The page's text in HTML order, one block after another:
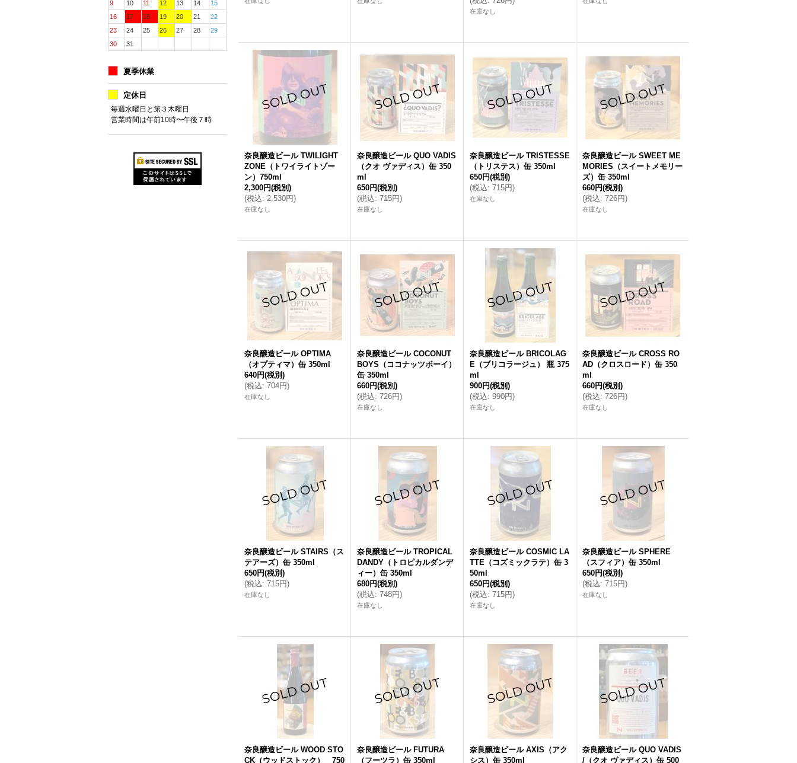
9
10 11 12 13 14
15
16
17 18 19 20 21
22
23
24 25 26 27 28
29
30
31
夏季休業
定休日
毎週水曜日と第３木曜日
営業時間は午前10時〜午後７時
在庫なし
奈良醸造ビール TWILIGHT
ZONE（トワイライトゾー
ン）750ml
2,300円(税別)
(税込: 2,530円)
在庫なし
奈良醸造ビール QUO VADIS
（クオ ヴァディス）缶 350
ml
650円(税別)
(税込: 715円)
在庫なし
奈良醸造ビール TRISTESSE
（トリステス）缶 350ml
650円(税別)
(税込: 715円)
在庫なし
奈良醸造ビール SWEET ME
MORIES（スイートメモリー
ズ）缶 350ml
660円(税別)
(税込: 726円)
在庫なし
奈良醸造ビール OPTIMA
（オプティマ）缶 350ml
640円(税別)
(税込: 704円)
在庫なし
奈良醸造ビール COCONUT
BOYS（ココナッツボーイ）
缶 350ml
660円(税別)
(税込: 726円)
在庫なし
奈良醸造ビール BRICOLAG
E（ブリコラージュ） 瓶 375
ml
900円(税別)
(税込: 990円)
在庫なし
奈良醸造ビール CROSS RO
AD（クロスロード）缶 350
ml
660円(税別)
(税込: 726円)
在庫なし
奈良醸造ビール STAIRS（ス
テアーズ）缶 350ml
650円(税別)
(税込: 715円)
在庫なし
奈良醸造ビール TROPICAL
DANDY（トロピカルダンデ
ィー）缶 350ml
680円(税別)
(税込: 748円)
在庫なし
奈良醸造ビール COSMIC LA
TTE（コズミックラテ）缶 3
50ml
650円(税別)
(税込: 715円)
在庫なし
奈良醸造ビール SPHERE
（スフィア）缶 350ml
650円(税別)
(税込: 715円)
在庫なし
奈良醸造ビール WOOD STO
CK（ウッドストック） 750
奈良醸造ビール FUTURA
（フーツラ）缶 350ml
奈良醸造ビール AXIS（アク
シス）缶 350ml
奈良醸造ビール QUO VADIS
/（クオ ヴァディス）缶 500